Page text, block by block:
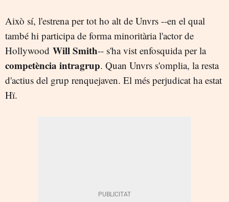
Això sí, l'estrena per tot ho alt de Unvrs --en el qual
també hi participa de forma minoritària l'actor de
Hollywood Will Smith-- s'ha vist enfosquida per la
competència intragrup. Quan Unvrs s'omplia, la resta
d'actius del grup renquejaven. El més perjudicat ha estat
Hï.